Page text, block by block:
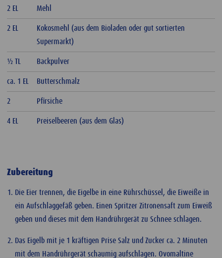
2 EL Mehl
2 EL
Kokosmehl (aus dem Bioladen oder gut sortierten
Supermarkt)
½ TL Backpulver
ca. 1 EL Butterschmalz
2 Pfirsiche
4 EL Preiselbeeren (aus dem Glas)
Zubereitung
Die Eier trennen, die Eigelbe in eine Rührschüssel, die Eiweiße in
ein Aufschlaggefäß geben. Einen Spritzer Zitronensaft zum Eiweiß
geben und dieses mit dem Handrührgerät zu Schnee schlagen.
Das Eigelb mit je 1 kräftigen Prise Salz und Zucker ca. 2 Minuten
mit dem Handrührgerät schaumig aufschlagen. Ovomaltine